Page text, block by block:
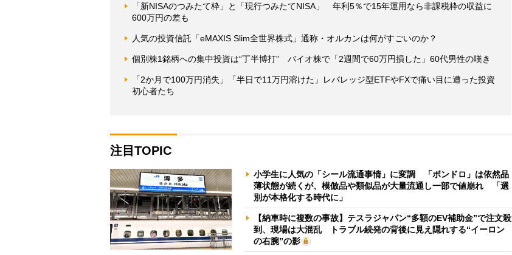
「新NISAのつみたて枠」と「現行つみたてNISA」 年利5％で15年運用なら非課税枠の収益に
600万円の差も
人気の投資信託「eMAXIS Slim全世界株式」通称・オルカンは何がすごいのか？
個別株1銘柄への集中投資は“丁半博打” バイオ株で「2週間で60万円損した」60代男性の嘆き
「2か月で100万円消失」「半日で11万円溶けた」レバレッジ型ETFやFXで痛い目に遭った投資
初心者たち
注目TOPIC
小学生に人気の「シール流通事情」に変調 「ボンドロ」は依然品
薄状態が続くが、模倣品や類似品が大量流通し一部で値崩れ 「選
別が本格化する時代に」
【納車時に複数の事故】テスラジャパン“多額のEV補助金”で注文殺
到、現場は大混乱 トラブル続発の背後に見え隠れする“イーロン
の右腕”の影